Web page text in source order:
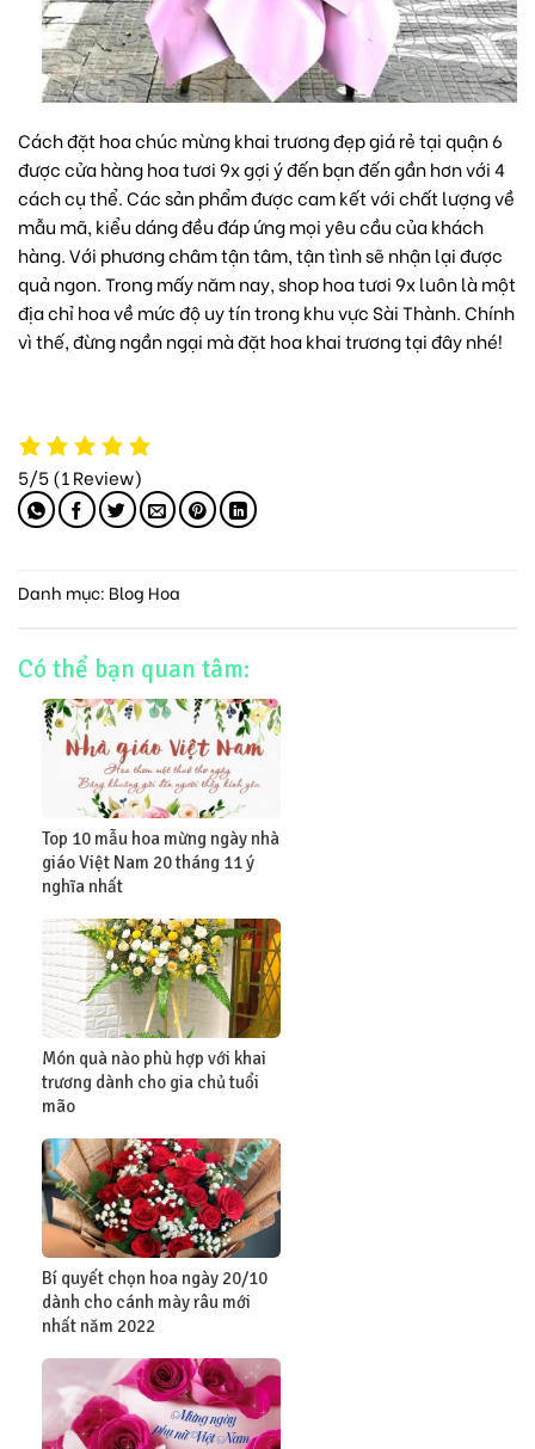
Cách đặt hoa chúc mừng khai trương đẹp giá rẻ tại quận 6
được cửa hàng hoa tươi 9x gợi ý đến bạn đến gần hơn với 4
cách cụ thể. Các sản phẩm được cam kết với chất lượng về
mẫu mã, kiểu dáng đều đáp ứng mọi yêu cầu của khách
hàng. Với phương châm tận tâm, tận tình sẽ nhận lại được
quả ngon. Trong mấy năm nay,shop hoa tươi 9xluôn là một
địa chỉ hoa về mức độ uy tín trong khu vực Sài Thành. Chính
vì thế, đừng ngần ngại mà đặthoa khai trươngtại đây nhé!
5/5(1 Review)
Danh mục: Blog Hoa
Có thể bạn quan tâm:
Top 10 mẫu hoa mừng ngày nhà
giáo Việt Nam 20 tháng 11 ý
nghĩa nhất
Món quà nào phù hợp với khai
trương dành cho gia chủ tuổi
mão
Bí quyết chọn hoa ngày 20/10
dành cho cánh mày râu mới
nhất năm 2022